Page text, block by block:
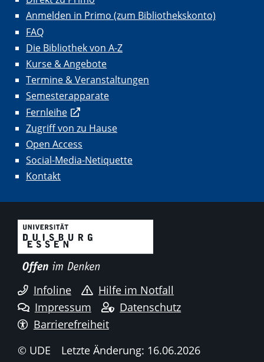
Anmelden in Primo (zum Bibliothekskonto)
FAQ
Die Bibliothek von A-Z
Kurse & Angebote
Termine & Veranstaltungen
Semesterapparate
Fernleihe
Zugriff von zu Hause
Open Access
Social-Media-Netiquette
Kontakt
Infoline
Hilfe im Notfall
Impressum
Datenschutz
Barrierefreiheit
© UDE
Letzte Änderung: 16.06.2026